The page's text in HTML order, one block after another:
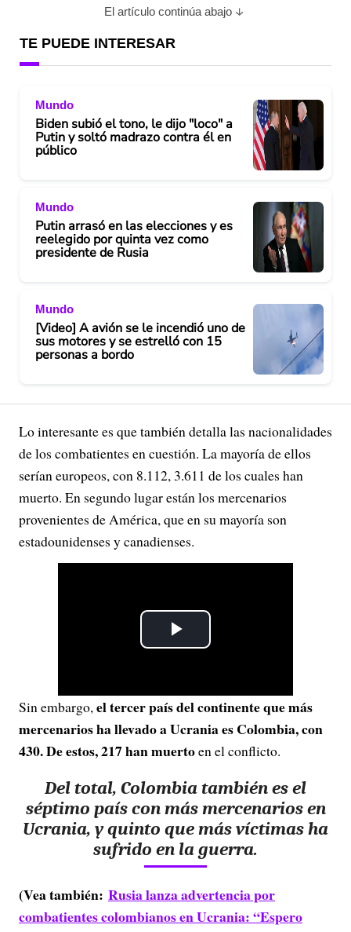
El artículo continúa abajo
TE PUEDE INTERESAR
Mundo
Biden subió el tono, le dijo "loco" a
Putin y soltó madrazo contra él en
público
Mundo
Putin arrasó en las elecciones y es
reelegido por quinta vez como
presidente de Rusia
Mundo
[Video] A avión se le incendió uno de
sus motores y se estrelló con 15
personas a bordo
Lo interesante es que también detalla las nacionalidades
de los combatientes en cuestión. La mayoría de ellos
serían europeos, con 8.112, 3.611 de los cuales han
muerto. En segundo lugar están los mercenarios
provenientes de América, que en su mayoría son
estadounidenses y canadienses.
P
a
y
V
i
d
e
Sin embargo,el tercer país del continente que más
mercenarios ha llevado a Ucrania es Colombia, con
430. De estos, 217 han muertoen el conflicto.
Del total, Colombia también es el
séptimo país con más mercenarios en
Ucrania, y quinto que más víctimas ha
sufrido en la guerra.
(Vea también: Rusia lanza advertencia por
combatientes colombianos en Ucrania: “Espero